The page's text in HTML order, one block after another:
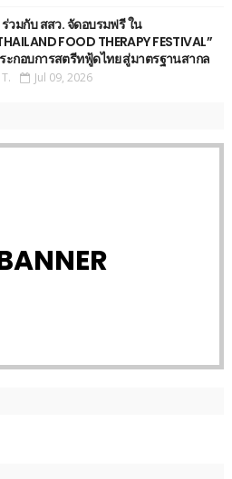
วมกับ สสว. จัดอบรมฟรี ใน
FOOD THERAPY FESTIVAL”
ะกอบการสตรีทฟู้ดไทย สู่มาตรฐานสากล
Jul 09, 2026